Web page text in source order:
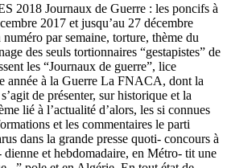
2018 Journaux de Guerre : les poncifs à
2017 et jusqu’au 27 décembre
par semaine, torture, thème du
des seuls tortionnaires “gestapistes” de
les “Journaux de guerre”, lice
année à la Guerre La FNACA, dont la
de présenter, sur historique et la
lié à l’actualité d’alors, les si connues
et les commentaires le parti
dans la grande presse quoti- concours à
dienne et hebdomadaire, en Métro- tit une